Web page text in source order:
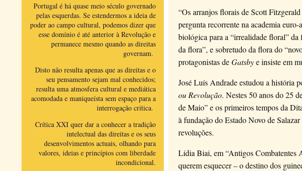
Portugal é há quase meio século governado
pelas esquerdas. Se estendermos a ideia de
poder ao campo cultural, podemos dizer que
esse domínio é até anterior à Revolução e
permanece mesmo quando as direitas
governam.
Disto não resulta apenas que as direitas e o
seu pensamento sejam mal conhecidos;
resulta uma atmosfera cultural e mediática
acomodada e maniqueísta sem espaço para a
interrogação crítica.
Crítica XXI quer dar a conhecer a tradição
intelectual das direitas e os seus
desenvolvimentos actuais, olhando para
valores, ideias e princípios com liberdade
incondicional.
“Os arranjos florais de Scott Fitzgerald
pergunta recorrente na academia
biológica para a “irrealidade floral”
da flora”, e sobretudo da flora do
protagonistas deGatsbye insiste em
José Luís Andrade estudou a história
ou Revolução. Nestes 50 anos do 25
de Maio” e os primeiros tempos da
à fundação do Estado Novo de
revoluções.
Lídia Biai, em “Antigos Combatentes
querem esquecer – o destino dos